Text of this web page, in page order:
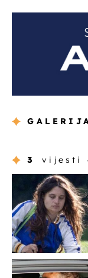
3 vijesti